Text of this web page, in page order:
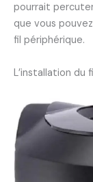
pourrait
que vous
fil périphérique.
L’installation du